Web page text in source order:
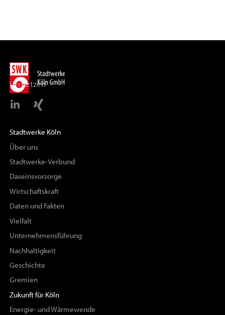
Vernetzen
Stadtwerke Köln
Über uns
Stadtwerke-Verbund
Daseinsvorsorge
Wirtschaftskraft
Daten und Fakten
Vielfalt
Unternehmensführung
Nachhaltigkeit
Geschichte
Gremien
Zukunft für Köln
Energie- und Wärmewende